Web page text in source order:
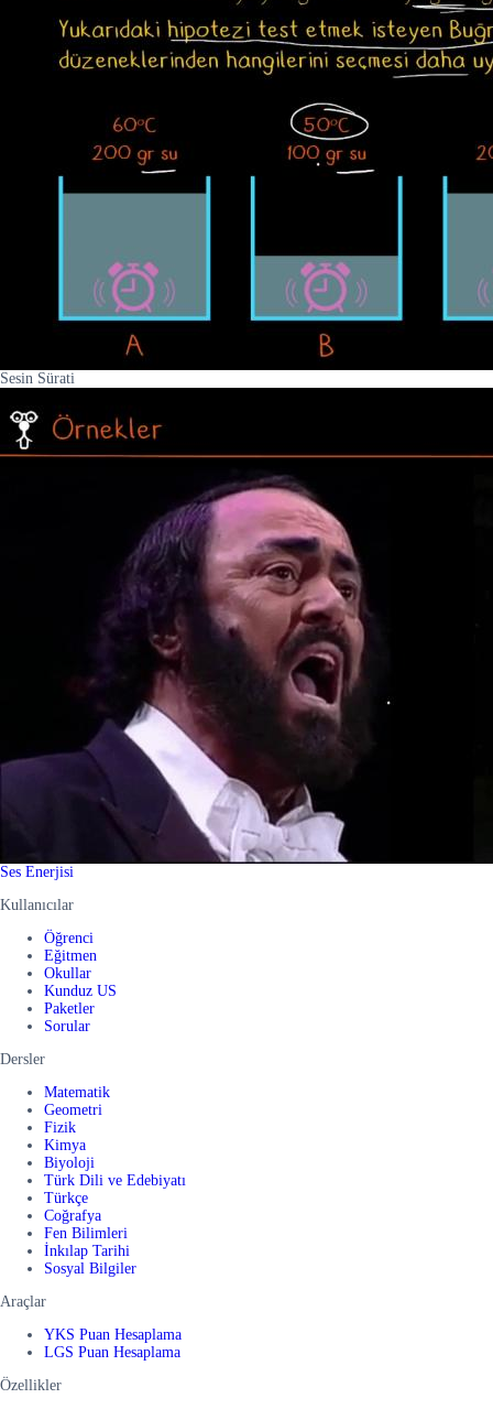
Sesin Sürati
Ses Enerjisi
Kullanıcılar
Öğrenci
Eğitmen
Okullar
Kunduz US
Paketler
Sorular
Dersler
Matematik
Geometri
Fizik
Kimya
Biyoloji
Türk Dili ve Edebiyatı
Türkçe
Coğrafya
Fen Bilimleri
İnkılap Tarihi
Sosyal Bilgiler
Araçlar
YKS Puan Hesaplama
LGS Puan Hesaplama
Özellikler